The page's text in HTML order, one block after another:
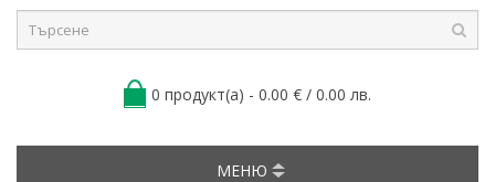
0 продукт(а) - 0.00 € / 0.00 лв.
МЕНЮ